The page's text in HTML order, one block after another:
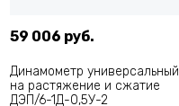
59 006 руб.
Динамометр универсальный
на растяжение и сжатие
ДЭП/6-1Д-0,5У-2